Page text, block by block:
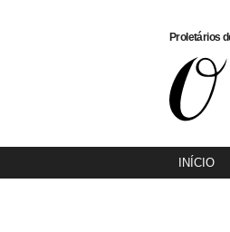
Proletários
INÍCIO